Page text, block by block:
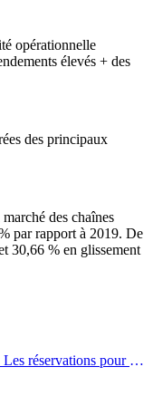
opérationnelle
élevés + des
des principaux
des chaînes
par rapport à 2019. De
30,66 % en glissement
Next:Meituan Travel : Les réservations pour les hôtels haut de gamme dans les comtés pendant le festival des bateaux-dragons sont très demandées, les familles avec enfants devenant la force principale